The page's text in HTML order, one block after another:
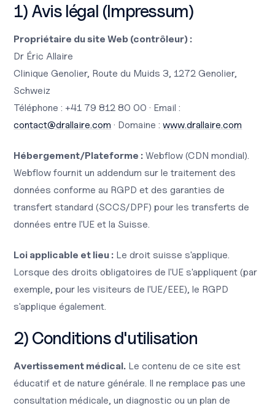
1) Avis légal (Impressum)
Propriétaire du site Web (contrôleur) :
Dr Éric Allaire
Clinique Genolier, Route du Muids 3, 1272 Genolier,
Schweiz
Téléphone : +41 79 812 80 00 · Email :
contact@drallaire.com · Domaine :www.drallaire.com
Hébergement/Plateforme : Webflow (CDN mondial).
Webflow fournit un addendum sur le traitement des
données conforme au RGPD et des garanties de
transfert standard (SCCS/DPF) pour les transferts de
données entre l'UE et la Suisse.
Loi applicable et lieu : Le droit suisse s'applique.
Lorsque des droits obligatoires de l'UE s'appliquent (par
exemple, pour les visiteurs de l'UE/EEE), le RGPD
s'applique également.
2) Conditions d'utilisation
Avertissement médical. Le contenu de ce site est
éducatif et de nature générale. Il ne remplace pas une
consultation médicale, un diagnostic ou un plan de